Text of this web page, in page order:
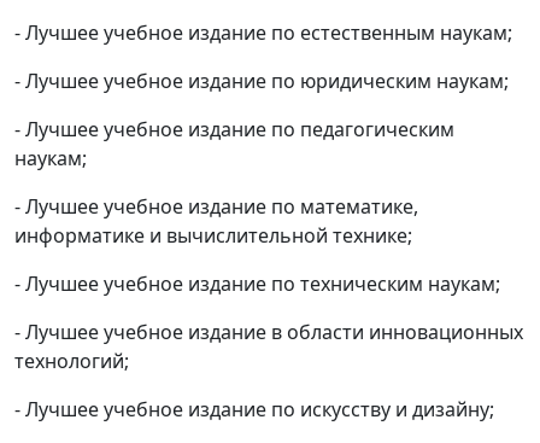
- Лучшее учебное издание по естественным наукам;
- Лучшее учебное издание по юридическим наукам;
- Лучшее учебное издание по педагогическим
наукам;
- Лучшее учебное издание по математике,
информатике и вычислительной технике;
- Лучшее учебное издание по техническим наукам;
- Лучшее учебное издание в области инновационных
технологий;
- Лучшее учебное издание по искусству и дизайну;